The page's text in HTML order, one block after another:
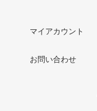
マイアカウント
お問い合わせ